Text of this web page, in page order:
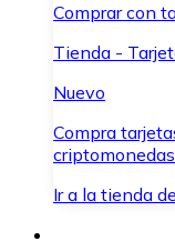
Comprar con
Tienda -
Nuevo
Compra
Ir a la tienda